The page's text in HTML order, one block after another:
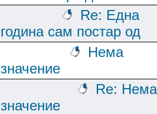
Re: Една
година сам постар од
Нема
значение
Re: Нема
значение